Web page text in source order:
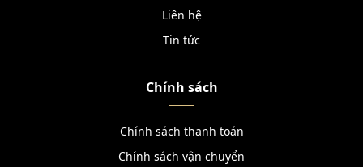
Liên hệ
Tin tức
Chính sách
Chính sách thanh toán
Chính sách vận chuyển